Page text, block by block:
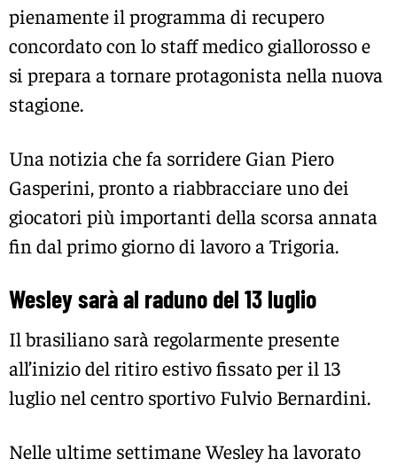
pienamente il programma di recupero
concordato con lo staff medico giallorosso e
si prepara a tornare protagonista nella nuova
stagione.
Una notizia che fa sorridere Gian Piero
Gasperini, pronto a riabbracciare uno dei
giocatori più importanti della scorsa annata
fin dal primo giorno di lavoro a Trigoria.
Wesley sarà al raduno del 13 luglio
Il brasiliano sarà regolarmente presente
all’inizio del ritiro estivo fissato per il 13
luglio nel centro sportivo Fulvio Bernardini.
Nelle ultime settimane Wesley ha lavorato